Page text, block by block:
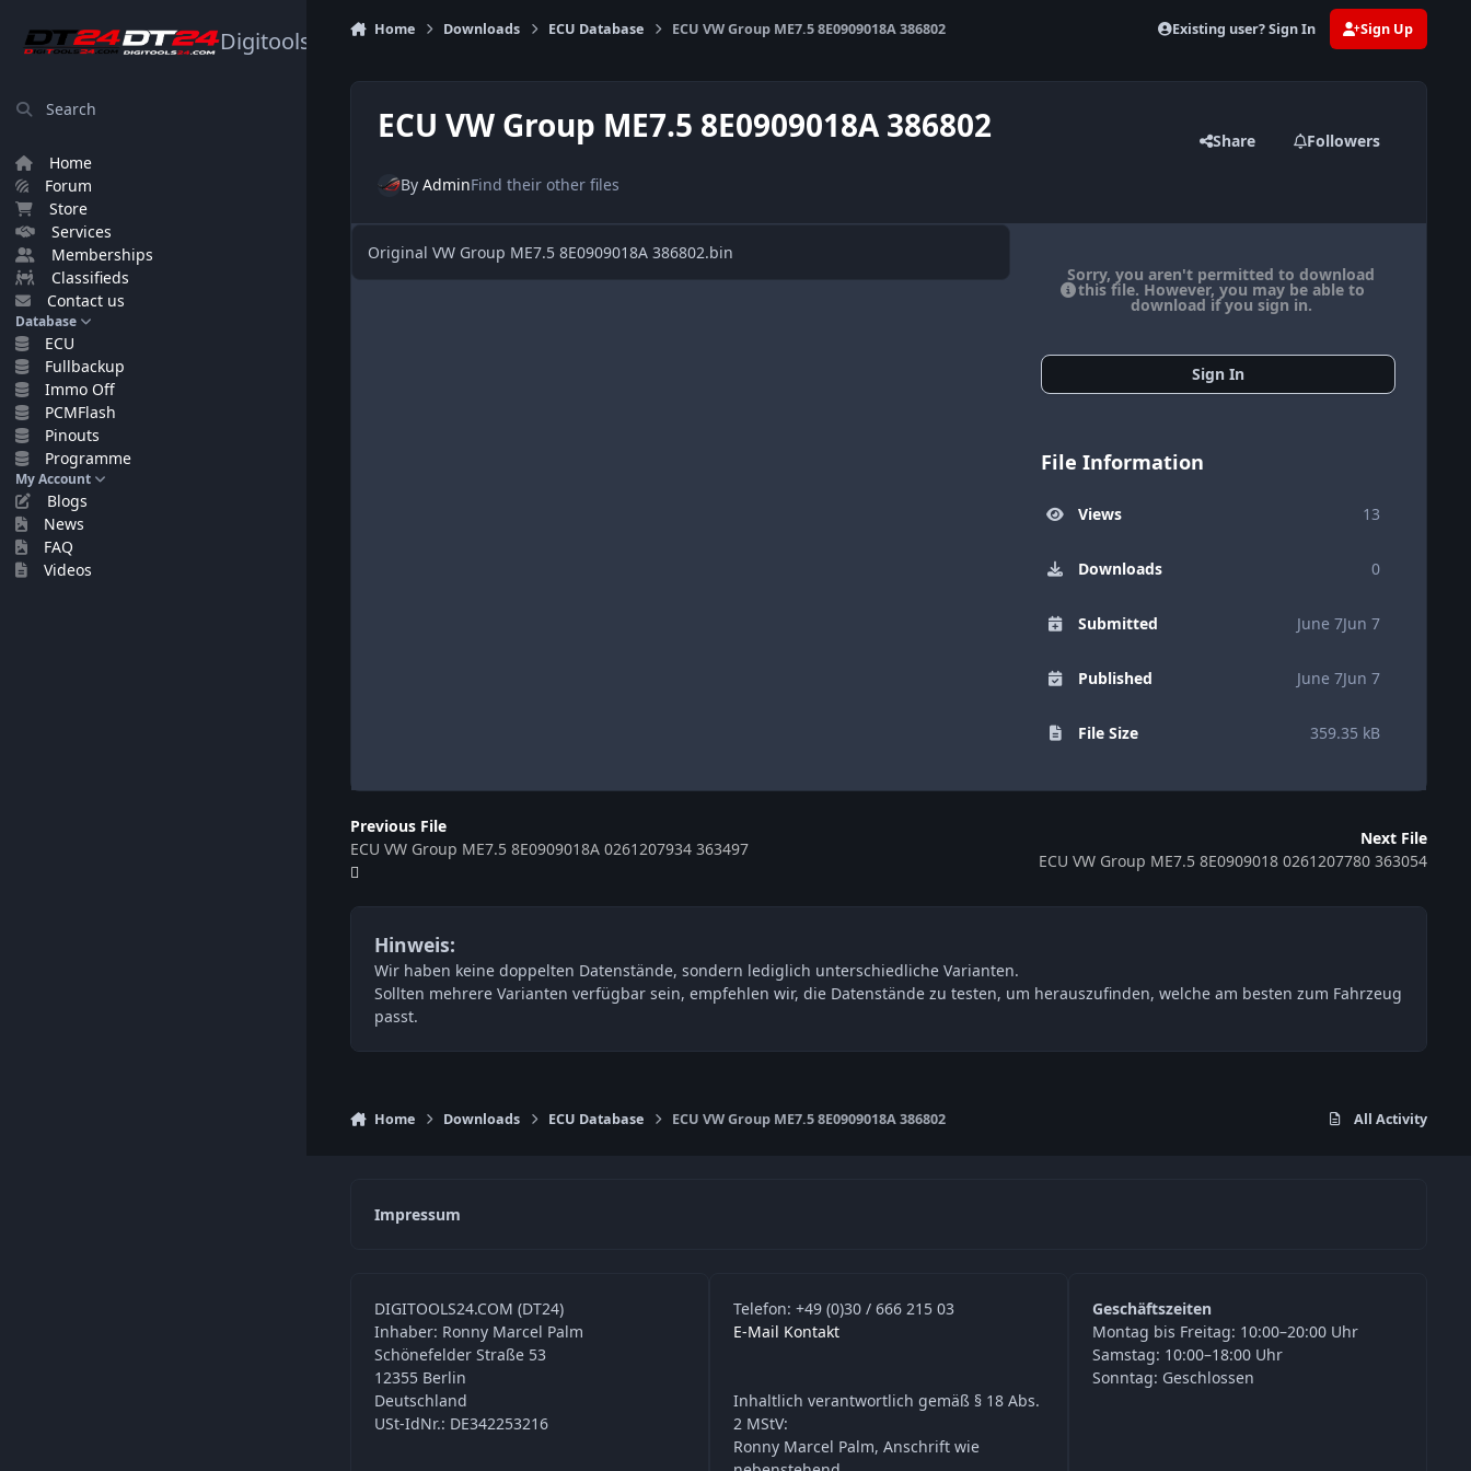
Digitools24.com
Search
Home
Forum
Store
Services
Memberships
Classifieds
Contact us
Database
ECU
Fullbackup
Immo Off
PCMFlash
Pinouts
Programme
My Account
Blogs
News
FAQ
Videos
Home Downloads ECU Database ECU VW Group ME7.5 8E0909018A 386802 Existing user? Sign In Sign Up
ECU VW Group ME7.5 8E0909018A 386802 Share Followers
By AdminFind their other files
Original VW Group ME7.5 8E0909018A 386802.bin
Sorry, you aren't permitted to download
this file. However, you may be able to
download if you sign in.
Sign In
File Information
Views 13
Downloads 0
Submitted June 7Jun 7
Published June 7Jun 7
File Size 359.35 kB
Previous File
ECU VW Group ME7.5 8E0909018A 0261207934 363497
Next File
ECU VW Group ME7.5 8E0909018 0261207780 363054
Hinweis:
Wir haben keine doppelten Datenstände, sondern lediglich unterschiedliche Varianten.
Sollten mehrere Varianten verfügbar sein, empfehlen wir, die Datenstände zu testen, um herauszufinden, welche am besten zum Fahrzeug
passt.
Home Downloads ECU Database ECU VW Group ME7.5 8E0909018A 386802 All Activity
Impressum
DIGITOOLS24.COM (DT24)
Inhaber: Ronny Marcel Palm
Schönefelder Straße 53
12355 Berlin
Deutschland
USt-IdNr.: DE342253216
Telefon: +49 (0)30 / 666 215 03
E-Mail Kontakt
Inhaltlich verantwortlich gemäß § 18 Abs.
2 MStV:
Ronny Marcel Palm, Anschrift wie
Geschäftszeiten
Montag bis Freitag: 10:00–20:00 Uhr
Samstag: 10:00–18:00 Uhr
Sonntag: Geschlossen